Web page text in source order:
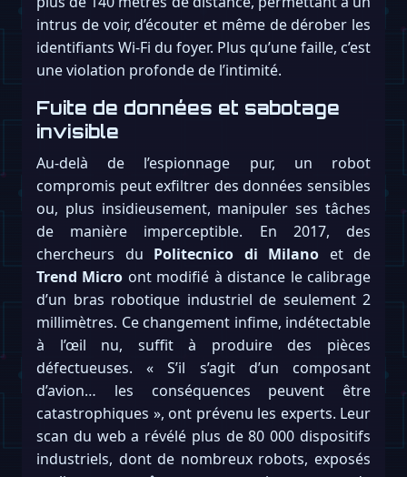
intrus de voir, d’écouter et même de dérober les
identifiants Wi-Fi du foyer. Plus qu’une faille, c’est
une violation profonde de l’intimité.
Fuite de données et sabotage
invisible
Au-delà de l’espionnage pur, un robot
compromis peut exfiltrer des données sensibles
ou, plus insidieusement, manipuler ses tâches
de manière imperceptible. En 2017, des
chercheurs du Politecnico di Milano et de
Trend Micro ont modifié à distance le calibrage
d’un bras robotique industriel de seulement 2
millimètres. Ce changement infime, indétectable
à l’œil nu, suffit à produire des pièces
défectueuses. « S’il s’agit d’un composant
d’avion… les conséquences peuvent être
catastrophiques », ont prévenu les experts. Leur
scan du web a révélé plus de 80 000 dispositifs
industriels, dont de nombreux robots, exposés